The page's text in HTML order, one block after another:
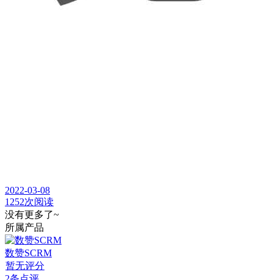
2022-03-08
1252次阅读
没有更多了~
所属产品
数赞SCRM
暂无评分